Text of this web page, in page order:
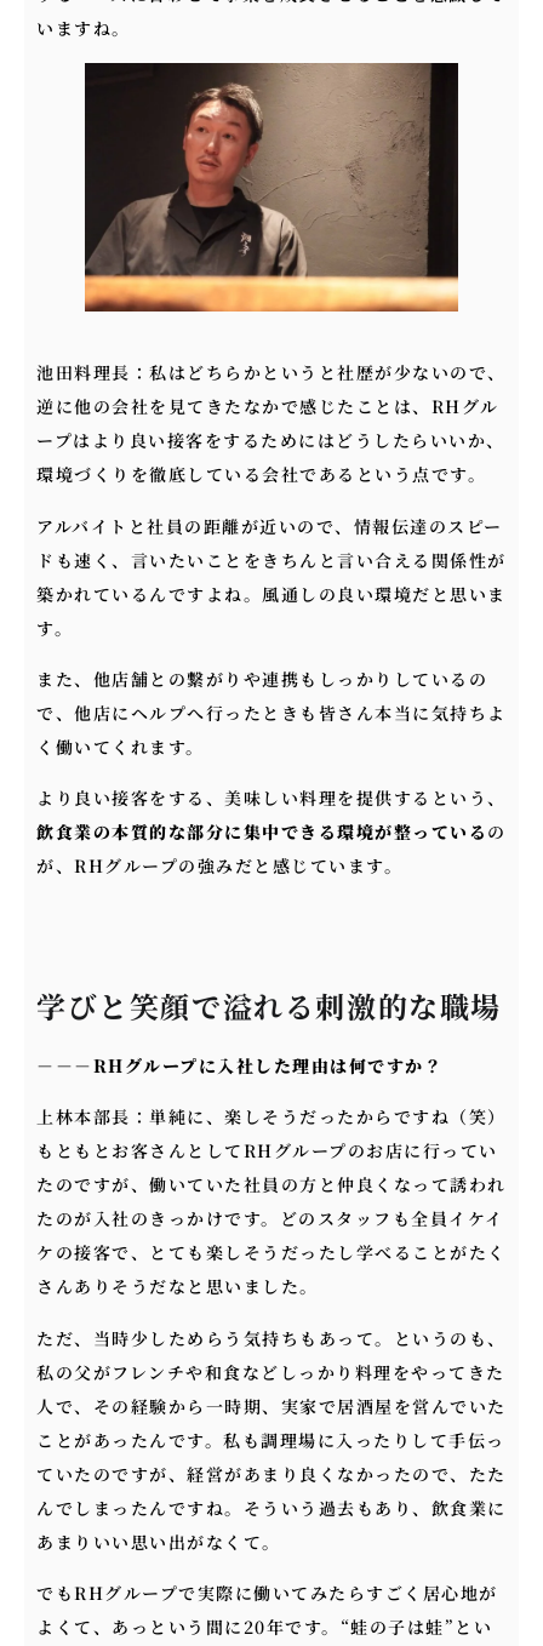
いますね。
池田料理長：私はどちらかというと社歴が少ないので、
逆に他の会社を見てきたなかで感じたことは、RHグル
ープはより良い接客をするためにはどうしたらいいか、
環境づくりを徹底している会社であるという点です。
アルバイトと社員の距離が近いので、情報伝達のスピー
ドも速く、言いたいことをきちんと言い合える関係性が
築かれているんですよね。風通しの良い環境だと思いま
す。
また、他店舗との繋がりや連携もしっかりしているの
で、他店にヘルプへ行ったときも皆さん本当に気持ちよ
く働いてくれます。
より良い接客をする、美味しい料理を提供するという、
飲食業の本質的な部分に集中できる環境が整っている の
が、RHグループの強みだと感じています。
学びと笑顔で溢れる刺激的な職場
－－－RHグループに入社した理由は何ですか？
上林本部長：単純に、楽しそうだったからですね（笑）
もともとお客さんとしてRHグループのお店に行ってい
たのですが、働いていた社員の方と仲良くなって誘われ
たのが入社のきっかけです。どのスタッフも全員イケイ
ケの接客で、とても楽しそうだったし学べることがたく
さんありそうだなと思いました。
ただ、当時少しためらう気持ちもあって。というのも、
私の父がフレンチや和食などしっかり料理をやってきた
人で、その経験から一時期、実家で居酒屋を営んでいた
ことがあったんです。私も調理場に入ったりして手伝っ
ていたのですが、経営があまり良くなかったので、たた
んでしまったんですね。そういう過去もあり、飲食業に
あまりいい思い出がなくて。
でもRHグループで実際に働いてみたらすごく居心地が
よくて、あっという間に20年です。“蛙の子は蛙”とい